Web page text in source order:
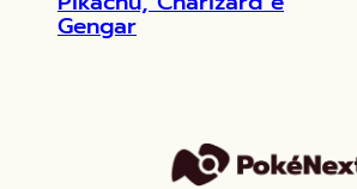
Gengar